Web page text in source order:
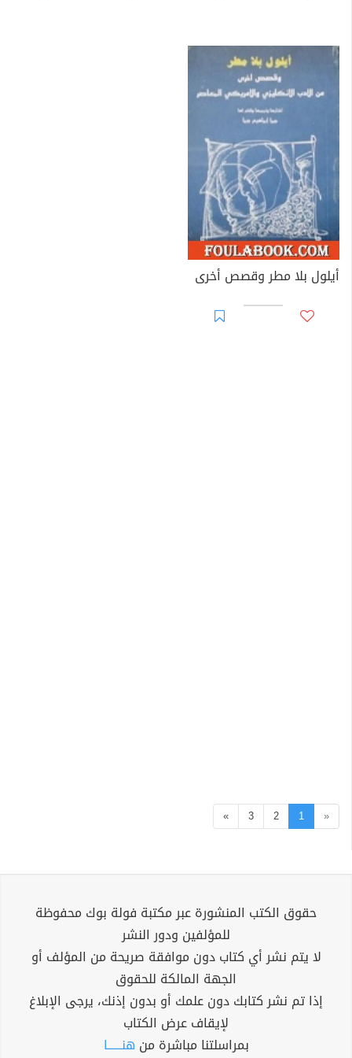
أيلول بلا مطر وقصص أخرى
«
1
2
3
»
حقوق الكتب المنشورة عبر مكتبة فولة بوك محفوظة
للمؤلفين ودور النشر
لا يتم نشر أي كتاب دون موافقة صريحة من المؤلف أو
الجهة المالكة للحقوق
إذا تم نشر كتابك دون علمك أو بدون إذنك، يرجى الإبلاغ
لإيقاف عرض الكتاب
بمراسلتنا مباشرة من هنــــــا